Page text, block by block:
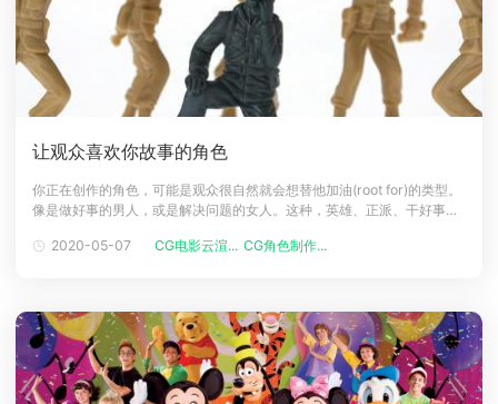
让观众喜欢你故事的角色
你正在创作的角色，可能是观众很自然就会想替他加油(root for)的类型。
像是做好事的男人，或是解决问题的女人。这种，英雄、正派、干好事、
因为太明显了。但故事角色不会都是这种干好事的人。通常会更复杂一
2020-05-07 CG电影云渲... CG角色制作...